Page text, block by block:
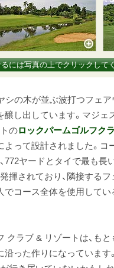
には写真の上でクリックして
シの木が並ぶ波打つフェ
醸し出しています。マジ
のロックパームゴルフク
よって設計されました。
772ヤードとタイで最も長
揮されており、隣接する
でコース全体を使用して
クラブ & リゾートは、も
沿った作りになっています